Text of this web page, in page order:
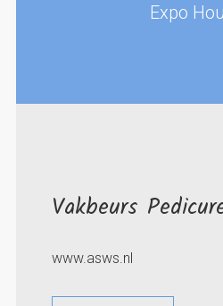
Expo
Vakbeurs
www.asws.nl